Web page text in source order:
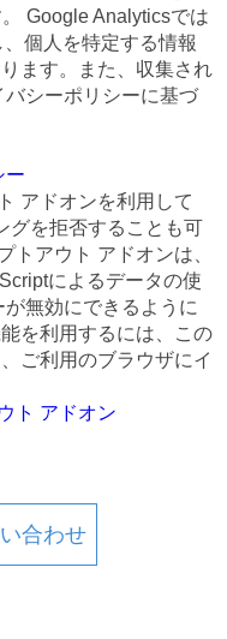
Google Analyticsでは
個人を特定する情報
ます。また、収集され
シーポリシーに基づ
ー
アドオンを利用して
グを拒否することも可
トアウト アドオンは、
によるデータの使
無効にできるように
を利用するには、この
ご利用のブラウザにイ
ト アドオン
合わせ